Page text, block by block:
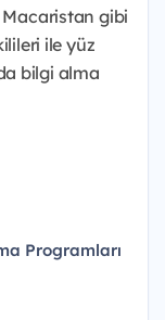
gibi
ile yüz
bilgi alma
Programları